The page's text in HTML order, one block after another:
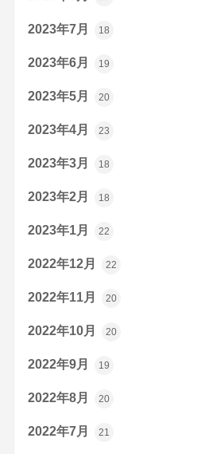
2023年7月 18
2023年6月 19
2023年5月 20
2023年4月 23
2023年3月 18
2023年2月 18
2023年1月 22
2022年12月 22
2022年11月 20
2022年10月 20
2022年9月 19
2022年8月 20
2022年7月 21